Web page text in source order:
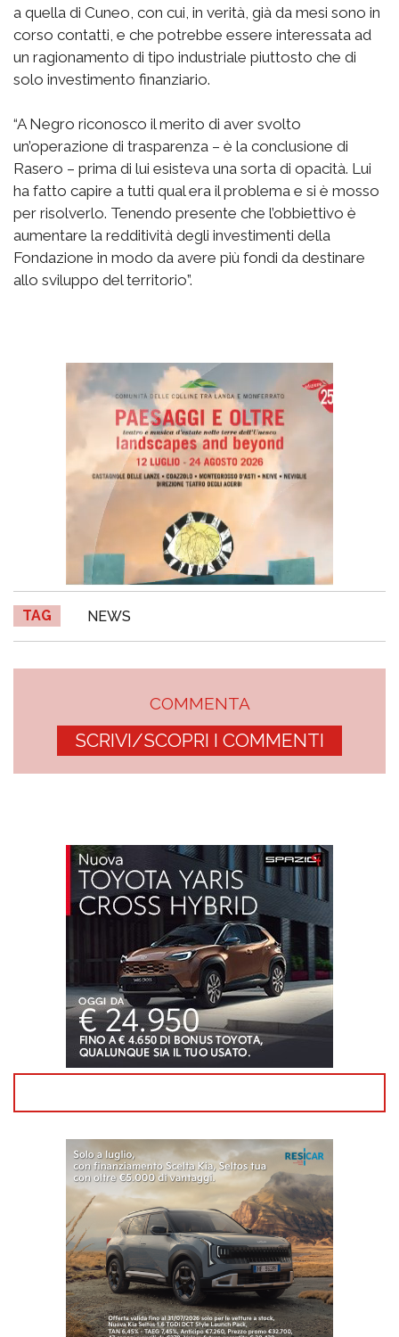
a quella di Cuneo, con cui, in verità, già da mesi sono in
corso contatti, e che potrebbe essere interessata ad
un ragionamento di tipo industriale piuttosto che di
solo investimento finanziario.
“A Negro riconosco il merito di aver svolto
un’operazione di trasparenza – è la conclusione di
Rasero – prima di lui esisteva una sorta di opacità. Lui
ha fatto capire a tutti qual era il problema e si è mosso
per risolverlo. Tenendo presente che l’obbiettivo è
aumentare la redditività degli investimenti della
Fondazione in modo da avere più fondi da destinare
allo sviluppo del territorio”.
TAG NEWS
COMMENTA
SCRIVI/SCOPRI I COMMENTI